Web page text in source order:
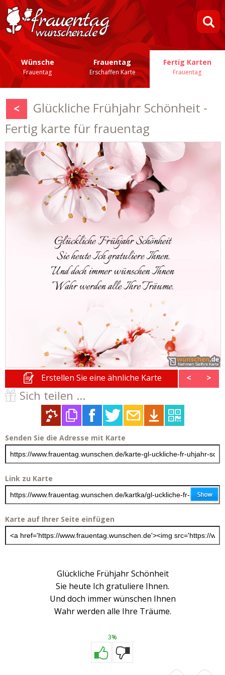
Wünsche
Frauentag
Frauentag
Erschaffen Karte
Fertig Karten
Frauentag
<
Glückliche Frühjahr Schönheit -
Fertig karte für frauentag
Erstellen Sie eine ähnliche Karte < >
Sich teilen ...
Senden Sie die Adresse mit Karte
Link zu Karte
Karte auf Ihrer Seite einfügen
Glückliche Frühjahr Schönheit
Sie heute Ich gratuliere Ihnen.
Und doch immer wünschen Ihnen
Wahr werden alle Ihre Träume.
3%